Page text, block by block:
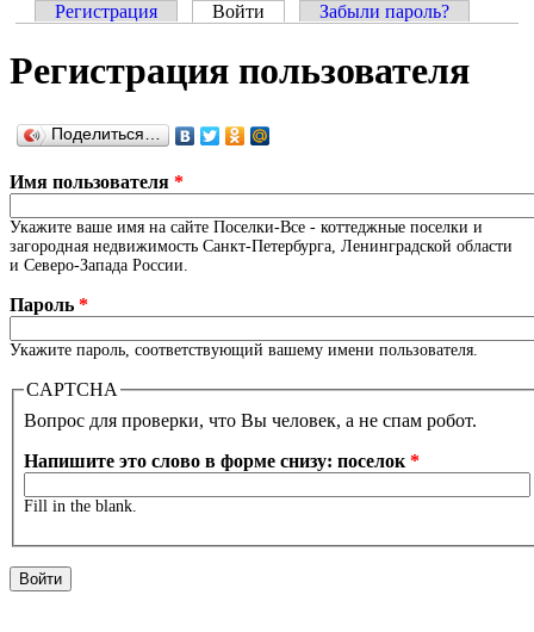
Регистрация Войти (активная вкладка)
Забыли пароль?
Регистрация пользователя
Поделиться…
Имя пользователя *
Укажите ваше имя на сайте Поселки-Все - коттеджные поселки и
загородная недвижимость Санкт-Петербурга, Ленинградской области
и Северо-Запада России.
Пароль *
Укажите пароль, соответствующий вашему имени пользователя.
CAPTCHA
Вопрос для проверки, что Вы человек, а не спам робот.
Напишите это слово в форме снизу: поселок *
Fill in the blank.